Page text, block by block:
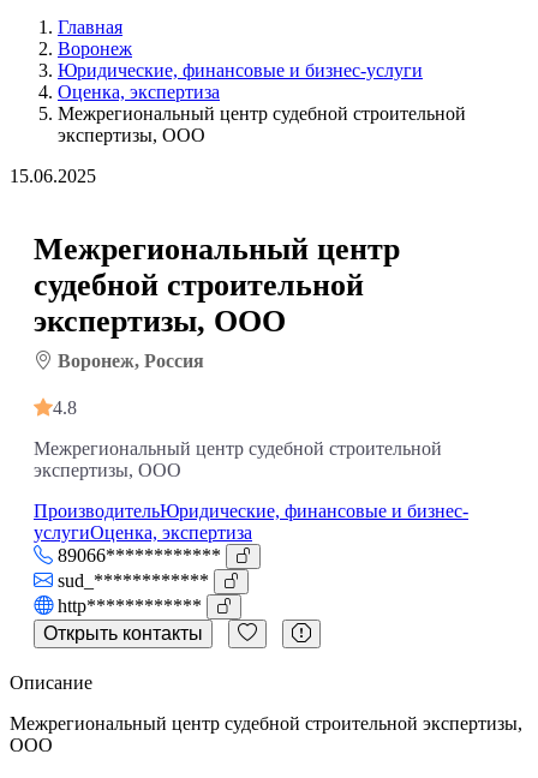
Главная
Воронеж
Юридические, финансовые и бизнес-услуги
Оценка, экспертиза
Межрегиональный центр судебной строительной
экспертизы, ООО
15.06.2025
Межрегиональный центр
судебной строительной
экспертизы, ООО
Воронеж, Россия
4.8
Межрегиональный центр судебной строительной
экспертизы, ООО
ПроизводительЮридические, финансовые и бизнес-
услугиОценка, экспертиза
89066************
sud_************
http************
Открыть контакты
Описание
Межрегиональный центр судебной строительной экспертизы,
ООО